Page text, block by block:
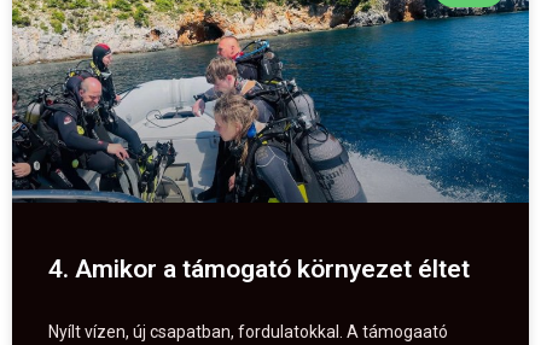
4. Amikor a támogató környezet éltet
Nyílt vízen, új csapatban, fordulatokkal. A támogaató